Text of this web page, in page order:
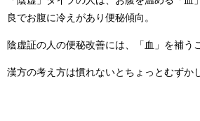
良でお腹に冷えがあり便秘傾向。
陰虚証の人の便秘改善には、「血」を補う
漢方の考え方は慣れないとちょっとむずか